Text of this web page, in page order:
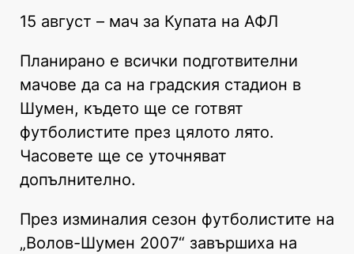
15 август – мач за Купата на АФЛ
Планирано е всички подготвителни
мачове да са на градския стадион в
Шумен, където ще се готвят
футболистите през цялото лято.
Часовете ще се уточняват
допълнително.
През изминалия сезон футболистите на
„Волов-Шумен 2007“ завършиха на